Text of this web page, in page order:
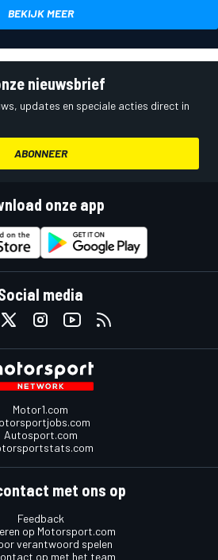
BEKIJK MEER
nieuwsbrief
updates en speciale acties direct in
ABONNEER
onze app
media
Motor1.com
Autosport.com
met ons op
Feedback
op Motorsport.com
verantwoord spelen
op met het team